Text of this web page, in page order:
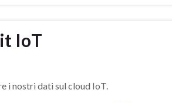
IoT
i nostri dati sul cloud IoT.